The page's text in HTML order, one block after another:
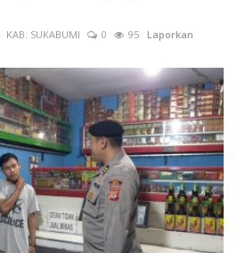
KAB. SUKABUMI 0 95 Laporkan